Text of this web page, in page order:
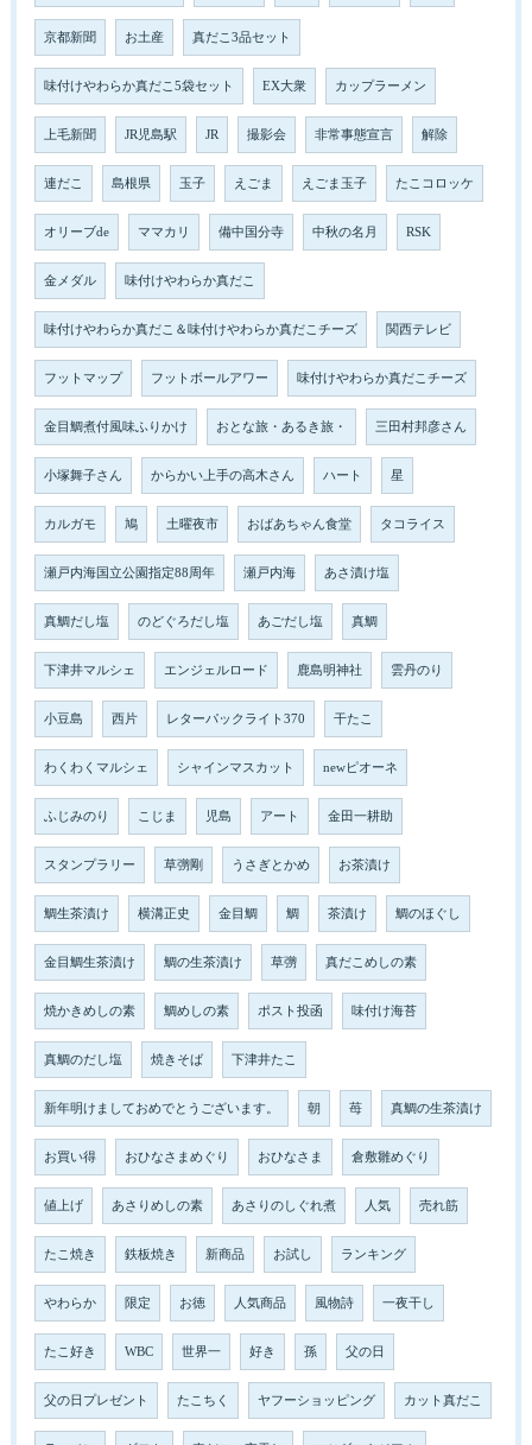
京都新聞 お土産 真だこ3品セット
味付けやわらか真だこ5袋セット EX大衆 カップラーメン
上毛新聞 JR児島駅 JR 撮影会 非常事態宣言 解除
連だこ 島根県 玉子 えごま えごま玉子 たこコロッケ
オリーブde ママカリ 備中国分寺 中秋の名月 RSK
金メダル 味付けやわらか真だこ
味付けやわらか真だこ＆味付けやわらか真だこチーズ 関西テレビ
フットマップ フットボールアワー 味付けやわらか真だこチーズ
金目鯛煮付風味ふりかけ おとな旅・あるき旅・ 三田村邦彦さん
小塚舞子さん からかい上手の高木さん ハート 星
カルガモ 鳩 土曜夜市 おばあちゃん食堂 タコライス
瀬戸内海国立公園指定88周年 瀬戸内海 あさ漬け塩
真鯛だし塩 のどぐろだし塩 あごだし塩 真鯛
下津井マルシェ エンジェルロード 鹿島明神社 雲丹のり
小豆島 西片 レターパックライト370 干たこ
わくわくマルシェ シャインマスカット newピオーネ
ふじみのり こじま 児島 アート 金田一耕助
スタンプラリー 草彅剛 うさぎとかめ お茶漬け
鯛生茶漬け 横溝正史 金目鯛 鯛 茶漬け 鯛のほぐし
金目鯛生茶漬け 鯛の生茶漬け 草彅 真だこめしの素
焼かきめしの素 鯛めしの素 ポスト投函 味付け海苔
真鯛のだし塩 焼きそば 下津井たこ
新年明けましておめでとうございます。 朝 苺 真鯛の生茶漬け
お買い得 おひなさまめぐり おひなさま 倉敷雛めぐり
値上げ あさりめしの素 あさりのしぐれ煮 人気 売れ筋
たこ焼き 鉄板焼き 新商品 お試し ランキング
やわらか 限定 お徳 人気商品 風物詩 一夜干し
たこ好き WBC 世界一 好き 孫 父の日
父の日プレゼント たこちく ヤフーショッピング カット真だこ